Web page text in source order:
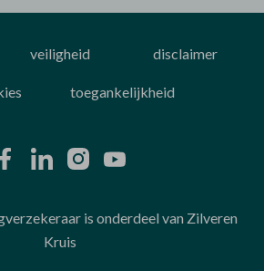
veiligheid disclaimer
toegankelijkheid
is onderdeel van Zilveren
Kruis